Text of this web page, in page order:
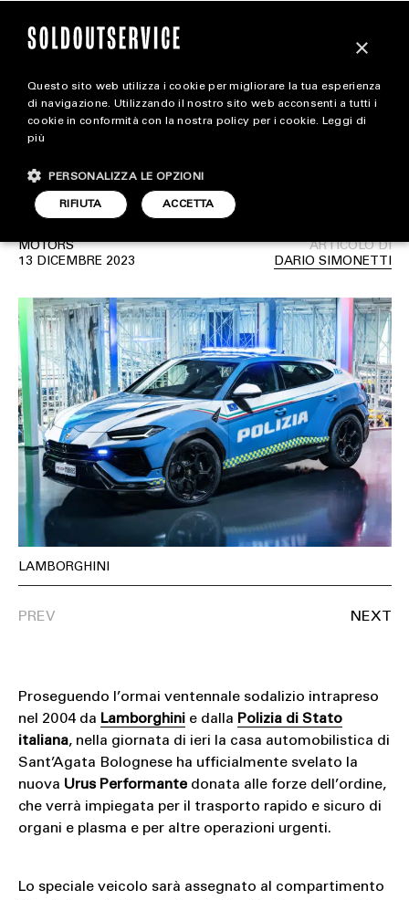
extra
ALL EXTRA
ART & DESIGN
CINEMA
HOUSE
LIFESTYLE
MOTORS
SOUND
SPORT
TECH
TRAVEL
La nuova Lamborghini
Urus Performante della
Polizia di Stato
MOTORS
13 DICEMBRE 2023
ARTICOLO DI
DARIO SIMONETTI
LAMBORGHINI
Proseguendo l’ormai ventennale sodalizio intrapreso
nel 2004 da Lamborghinie dalla Polizia di Stato
italiana, nella giornata di ieri la casa automobilistica di
Sant’Agata Bolognese ha ufficialmente svelato la
nuova Urus Performantedonata alle forze dell’ordine,
che verrà impiegata per il trasporto rapido e sicuro di
organi e plasma e per altre operazioni urgenti.
Lo speciale veicolo sarà assegnato al compartimento
×
Questo sito web utilizza i cookie per migliorare la tua esperienza
di navigazione. Utilizzando il nostro sito web acconsenti a tutti i
cookie in conformità con la nostra policy per i cookie. Leggi di
più
ACCETTA
RIFIUTA
PERSONALIZZA LE OPZIONI